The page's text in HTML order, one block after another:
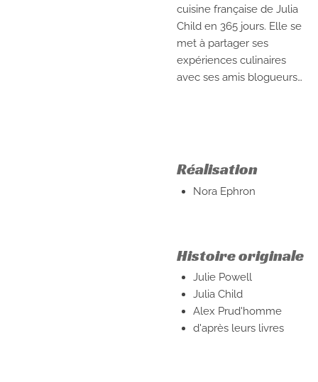
cuisine française de Julia
Child en 365 jours. Elle se
met à partager ses
expériences culinaires
avec ses amis blogueurs…
Réalisation
Nora Ephron
Histoire originale
Julie Powell
Julia Child
Alex Prud'homme
d'après leurs livres